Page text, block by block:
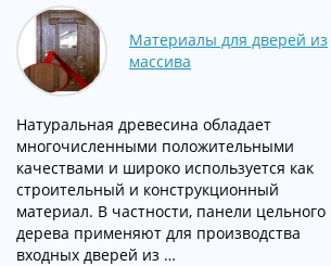
Материалы для дверей из
массива
Натуральная древесина обладает
многочисленными положительными
качествами и широко используется как
строительный и конструкционный
материал. В частности, панели цельного
дерева применяют для производства
входных дверей из …